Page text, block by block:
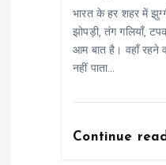
भारत के हर शहर में
झोपड़ी, तंग गलियाँ,
आम बात है। वहाँ रहने
नहीं पाता…
Continue